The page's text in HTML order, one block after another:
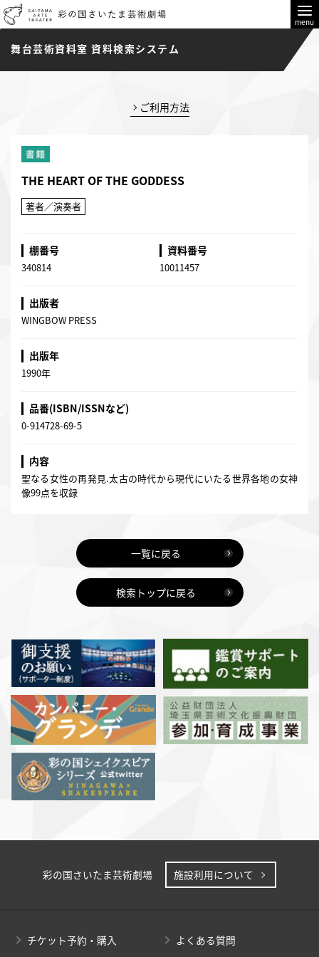
menu
舞台芸術資料室 資料検索システム
ご利用方法
THE HEART OF THE GODDESS
著者／演奏者
棚番号
340814
資料番号
10011457
出版者
WINGBOW PRESS
出版年
1990年
品番(ISBN/ISSNなど)
0-914728-69-5
内容
聖なる女性の再発見.太古の時代から現代にいたる世界各地の女神
像99点を収録
一覧に戻る
検索トップに戻る
彩の国さいたま芸術劇場 施設利用について
チケット予約・購入 よくある質問